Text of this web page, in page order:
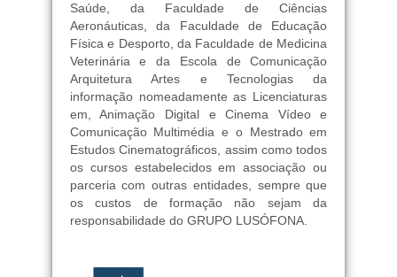
Saúde, da Faculdade de Ciências
Aeronáuticas, da Faculdade de Educação
Física e Desporto, da Faculdade de Medicina
Veterinária e da Escola de Comunicação
Arquitetura Artes e Tecnologias da
informação nomeadamente as Licenciaturas
em, Animação Digital e Cinema Vídeo e
Comunicação Multimédia e o Mestrado em
Estudos Cinematográficos, assim como todos
os cursos estabelecidos em associação ou
parceria com outras entidades, sempre que
os custos de formação não sejam da
responsabilidade do GRUPO LUSÓFONA.